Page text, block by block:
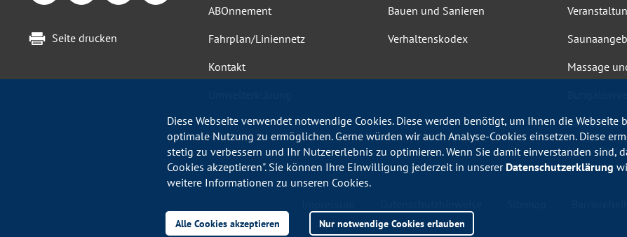
ABOnnement
Fahrplan/Liniennetz
Kontakt
Massage
Haus-,
Bauen und Sanieren
Verhaltenskodex
Seite drucken
Diese Webseite verwendet notwendige Cookies. Diese werden benötigt, um Ihnen die Webseite
optimale Nutzung zu ermöglichen. Gerne würden wir auch Analyse-Cookies einsetzen. Diese
stetig zu verbessern und Ihr Nutzererlebnis zu optimieren. Wenn Sie damit einverstanden sind,
Cookies akzeptieren". Sie können Ihre Einwilligung jederzeit in unserer Datenschutzerklärung
weitere Informationen zu unseren Cookies.
Alle Cookies akzeptieren Nur notwendige Cookies erlauben